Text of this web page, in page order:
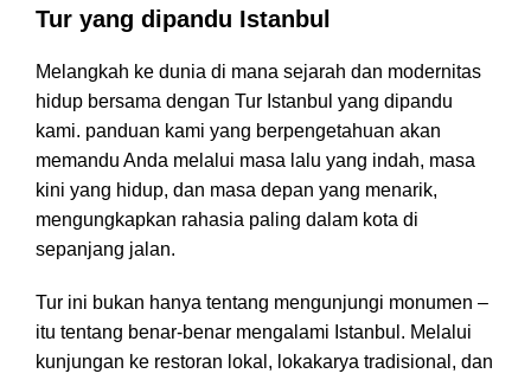
Tur yang dipandu Istanbul
Melangkah ke dunia di mana sejarah dan modernitas
hidup bersama dengan Tur Istanbul yang dipandu
kami. panduan kami yang berpengetahuan akan
memandu Anda melalui masa lalu yang indah, masa
kini yang hidup, dan masa depan yang menarik,
mengungkapkan rahasia paling dalam kota di
sepanjang jalan.
Tur ini bukan hanya tentang mengunjungi monumen –
itu tentang benar-benar mengalami Istanbul. Melalui
kunjungan ke restoran lokal, lokakarya tradisional, dan